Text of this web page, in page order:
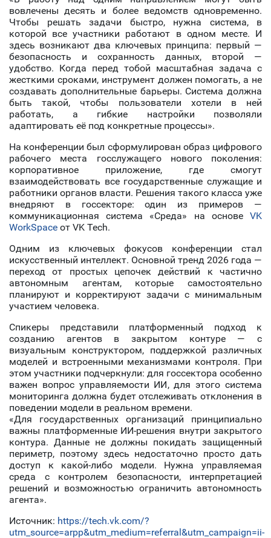
вовлечены десять и более ведомств одновременно.
Чтобы решать задачи быстро, нужна система, в
которой все участники работают в одном месте. И
здесь возникают два ключевых принципа: первый —
безопасность и сохранность данных, второй —
удобство. Когда перед тобой масштабная задача с
жесткими сроками, инструмент должен помогать, а не
создавать дополнительные барьеры. Система должна
быть такой, чтобы пользователи хотели в ней
работать, а гибкие настройки позволяли
адаптировать её под конкретные процессы».
На конференции был сформулирован образ цифрового
рабочего места госслужащего нового поколения:
корпоративное приложение, где смогут
взаимодействовать все государственные служащие и
работники органов власти. Решения такого класса уже
внедряют в госсекторе: один из примеров —
коммуникационная система «Среда» на основе VK
WorkSpace от VK Tech.
Одним из ключевых фокусов конференции стал
искусственный интеллект. Основной тренд 2026 года —
переход от простых цепочек действий к частично
автономным агентам, которые самостоятельно
планируют и корректируют задачи с минимальным
участием человека.
Спикеры представили платформенный подход к
созданию агентов в закрытом контуре — с
визуальным конструктором, поддержкой различных
моделей и встроенными механизмами контроля. При
этом участники подчеркнули: для госсектора особенно
важен вопрос управляемости ИИ, для этого система
мониторинга должна будет отслеживать отклонения в
поведении модели в реальном времени.
«Для государственных организаций принципиально
важны платформенные ИИ-решения внутри закрытого
контура. Данные не должны покидать защищенный
периметр, поэтому здесь недостаточно просто дать
доступ к какой-либо модели. Нужна управляемая
среда с контролем безопасности, интерпретацией
решений и возможностью ограничить автономность
агента».
Источник: https://tech.vk.com/?
utm_source=arpp&utm_medium=referral&utm_campaign=ii-